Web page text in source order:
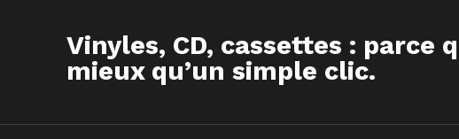
Vinyles, CD, cassettes : parce
mieux qu’un simple clic.